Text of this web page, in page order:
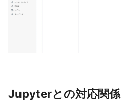
Jupyterとの対応関係